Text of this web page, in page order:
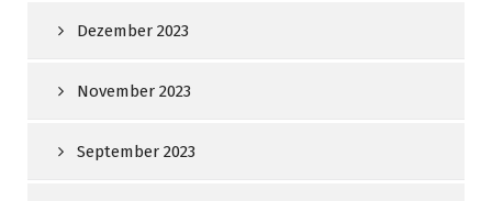
Dezember 2023
November 2023
September 2023